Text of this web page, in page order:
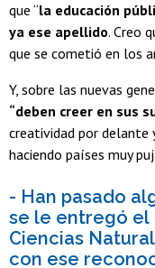
que “la educación
ya ese apellido. Creo
que se cometió en los
Y, sobre las nuevas
“deben creer en sus
creatividad por delante
haciendo países muy
- Han pasado
se le entregó el
Ciencias
con ese